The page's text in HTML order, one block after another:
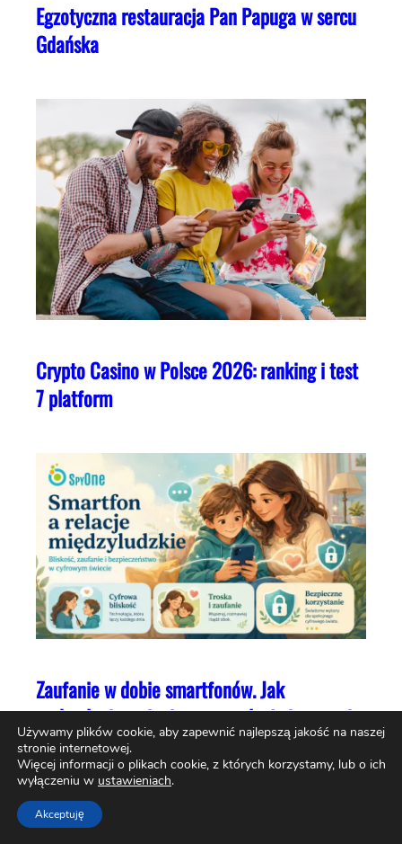
Egzotyczna restauracja Pan Papuga w sercu
Gdańska
Crypto Casino w Polsce 2026: ranking i test
7 platform
Zaufanie w dobie smartfonów. Jak
technologia zmienia nasze relacje i poczucie
bezpieczeństwa?
Używamy plików cookie, aby zapewnić najlepszą jakość na naszej
stronie internetowej.
Więcej informacji o plikach cookie, z których korzystamy, lub o ich
wyłączeniu w ustawieniach.
Akceptuję